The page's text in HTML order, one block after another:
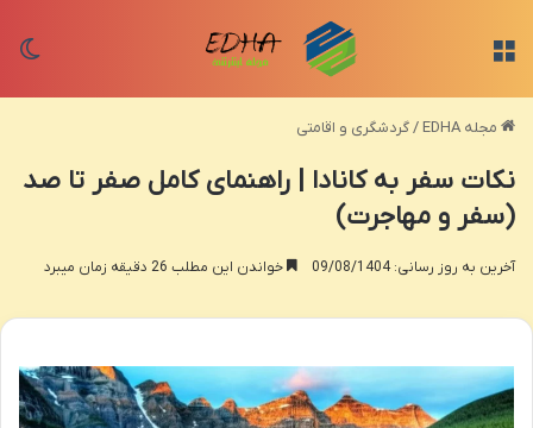
مجله EDHA /گردشگری و اقامتی
نکات سفر به کانادا | راهنمای کامل صفر تا صد
(سفر و مهاجرت)
آخرین به روز رسانی: 09/08/1404 خواندن این مطلب 26 دقیقه زمان میبرد